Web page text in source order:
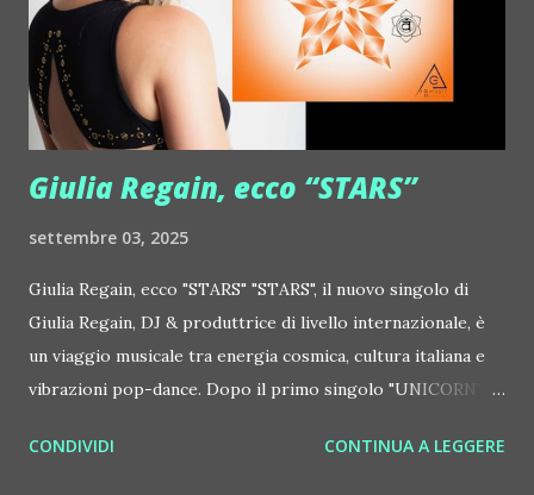
Orchestra feat. Alessio Bertallot Jimmy Edgar ::
http://www.myspace.com/colorstrip Jon Hopkins ::
http://www.myspace.com/jonhopkins Le Luci della
Centrale Elettrica Loco Dice ::
http://www.myspace.com/locod...
Giulia Regain, ecco “STARS”
settembre 03, 2025
Giulia Regain, ecco "STARS" "STARS", il nuovo singolo di
Giulia Regain, DJ & produttrice di livello internazionale, è
un viaggio musicale tra energia cosmica, cultura italiana e
vibrazioni pop-dance. Dopo il primo singolo "UNICORN",
seconda release intitolata "STARS", interpretata dalla voce
CONDIVIDI CONTINUA A LEGGERE